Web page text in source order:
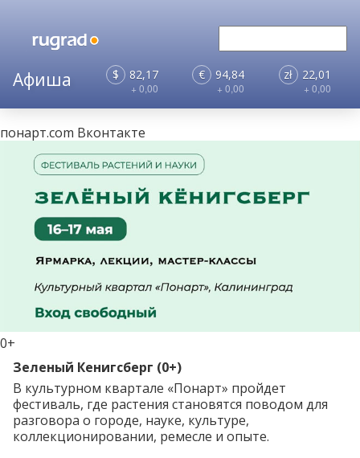
$ 82,17
+ 0,00
€ 94,84
+ 0,00
zł 22,01
+ 0,00
Зеленый Кенигсберг (0+)
0+
понарт.com Вконтакте
В культурном квартале «Понарт» пройдет
фестиваль, где растения становятся поводом для
разговора о городе, науке, культуре,
коллекционировании, ремесле и опыте.